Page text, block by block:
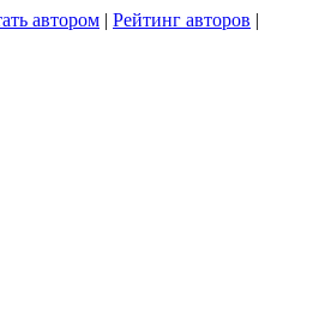
автором | Рейтинг авторов |